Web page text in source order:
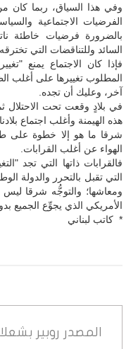
وفي هذا السياق، ربما كان
الفرضيات الاجتماعية
بالضرورة فرضيات خاطئة
السائد وللتناقضات التي تخترقه.
فإذا كان الاجتماع يمنع
المطلوب تغييرها على أغلب
آخر، وعليك أن تجده.
في بلادٍ وقعت تحت الاحتلال
هذه الهيمنة وأغلب اجتماع
شرقا ما هو إلا خطوة على
الهواء عن أغلب القرابات.
فالقرابات ذاتها التي تجد
التي تقبل بالتحرر والدولة
ومعاشها؛ والتوجُّه شرقا ليس
الأمريكي الذي يجوِّع الجميع
* كاتب لبناني
المصدر روبير